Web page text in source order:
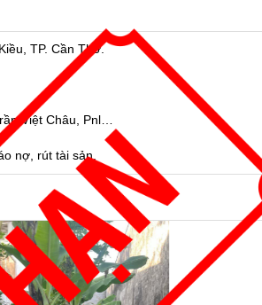
TP. Cần Thơ.
Việt Châu, Pnl…
nợ, rút tài sản.